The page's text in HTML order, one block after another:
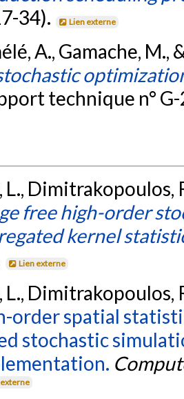
34).
Lien externe
A., Gamache,
technique n°
L., Dimitrakopoulos,
free high-order
kernel
Lien externe
L., Dimitrakopoulos,
order spatial
stochastic